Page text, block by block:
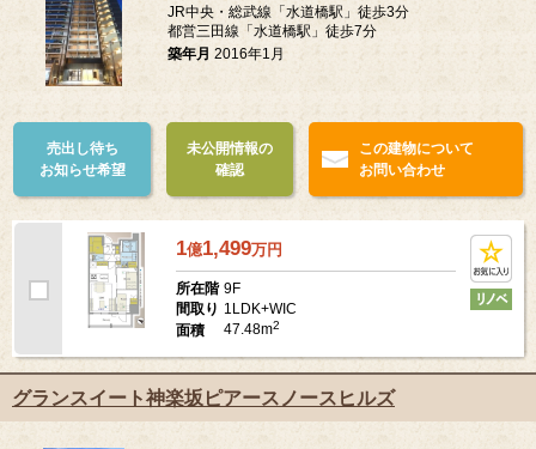
JR中央・総武線「水道橋駅」徒歩3分
都営三田線「水道橋駅」徒歩7分
築年月 2016年1月
売出し待ち
お知らせ希望
未公開情報の
確認
この建物について
お問い合わせ
1億1,499万円
所在階 9F
間取り 1LDK+WIC
面積
47.48m2
グランスイート神楽坂ピアースノースヒルズ